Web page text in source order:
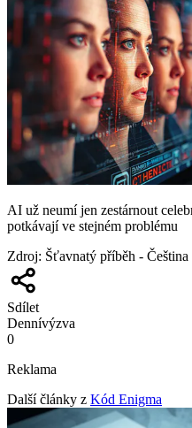
AI už neumí jen zestárnout
potkávají ve stejném problému
Zdroj: Šťavnatý příběh - Čeština
Sdílet
Dennívýzva
0
Reklama
Další články z Kód Enigma